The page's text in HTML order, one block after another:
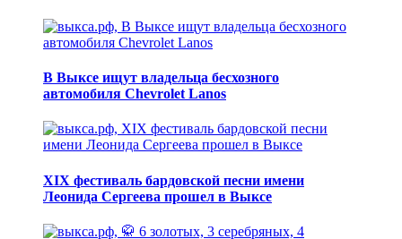
В Выксе ищут владельца бесхозного
автомобиля Chevrolet Lanos
XIX фестиваль бардовской песни имени
Леонида Сергеева прошел в Выксе